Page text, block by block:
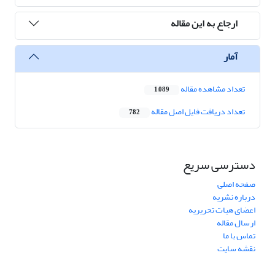
ارجاع به این مقاله
آمار
تعداد مشاهده مقاله 1,089
تعداد دریافت فایل اصل مقاله 782
دسترسی سریع
صفحه اصلی
درباره نشریه
اعضای هیات تحریریه
ارسال مقاله
تماس با ما
نقشه سایت